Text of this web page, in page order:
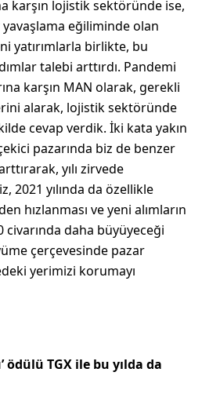
karşın lojistik sektöründe ise,
yavaşlama eğiliminde olan
yatırımlarla birlikte, bu
talebi arttırdı. Pandemi
karşın MAN olarak, gerekli
alarak, lojistik sektöründe
cevap verdik. İki kata yakın
pazarında biz de benzer
yılı zirvede
2021 yılında da özellikle
hızlanması ve yeni alımların
civarında daha büyüyeceği
çerçevesinde pazar
yerimizi korumayı
ödülü TGX ile bu yılda da